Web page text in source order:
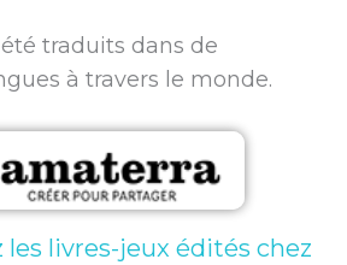
traduits dans de
à travers le monde.
les livres-jeux édités chez